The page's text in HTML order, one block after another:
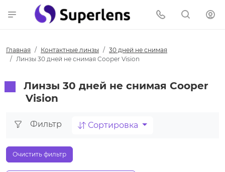
Главная Контактные линзы
30 дней не снимая
Линзы 30 дней не снимая Cooper Vision
Линзы 30 дней не снимая Cooper
Vision
Фильтр Сортировка
Очистить фильтр